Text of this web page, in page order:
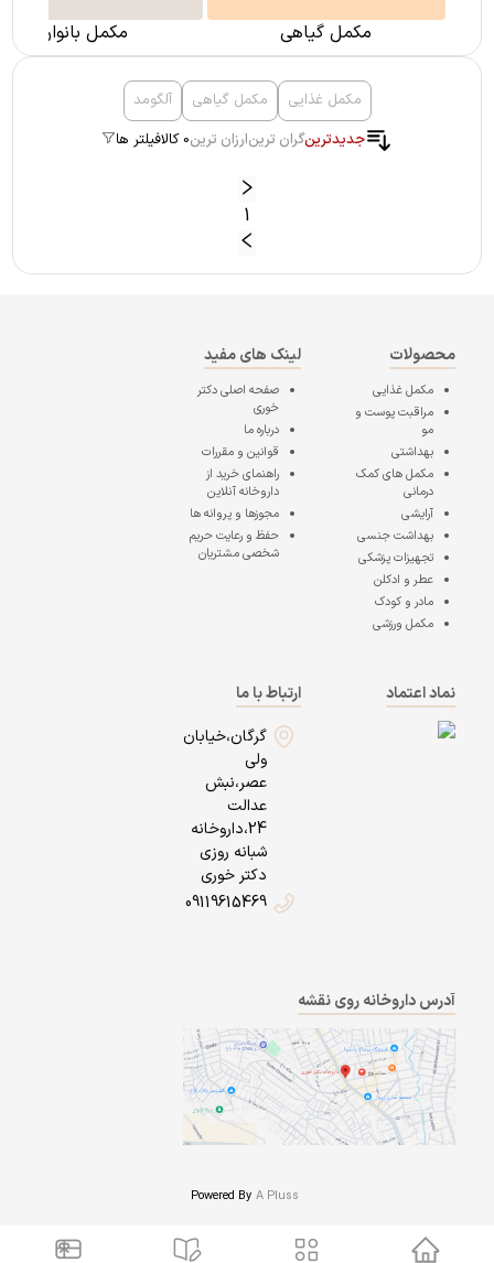
مکمل گیاهی مکمل بانوان
مکمل غذایی مکمل گیاهی
آلگومد
جدیدترینگران ترینارزان ترین0 کالا فیلتر ها
1
محصولات
مکمل غذایی
مراقبت پوست و
مو
بهداشتی
مکمل های کمک
درمانی
آرایشی
بهداشت جنسی
تجهیزات پزشکی
عطر و ادکلن
مادر و کودک
مکمل ورزشی
لینک های مفید
صفحه اصلیدکتر
خوری
درباره ما
قوانین و مقررات
راهنمای خرید از
داروخانه آنلاین
مجوزها و پروانه ها
حفظ و رعایت حریم
شخصی مشتریان
نماد اعتماد
ارتباط با ما
گرگان،خیابان
ولی
عصر،نبش
عدالت
24،داروخانه
شبانه روزی
دکتر خوری
09119615469
آدرس داروخانه روی نقشه
A Pluss
Powered By